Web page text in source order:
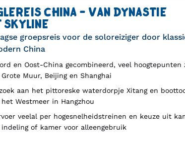
CHINA - VAN DYNASTIE
SKYLINE
groepsreis voor de soloreiziger door
China
en Oost-China gecombineerd, veel hoogtepunten
Muur, Beijing en Shanghai
aan het pittoreske waterdorpje Xitang en
Westmeer in Hangzhou
veelal per hogesnelheidstreinen en keuze uit
indeling of kamer voor alleengebruik